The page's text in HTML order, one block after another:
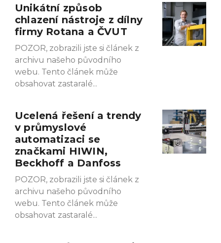
Unikátní způsob
chlazení nástroje z dílny
firmy Rotana a ČVUT
POZOR, zobrazili jste si článek z
archivu našeho původního
webu. Tento článek může
obsahovat zastaralé
Ucelená řešení a trendy
v průmyslové
automatizaci se
značkami HIWIN,
Beckhoff a Danfoss
POZOR, zobrazili jste si článek z
archivu našeho původního
webu. Tento článek může
obsahovat zastaralé